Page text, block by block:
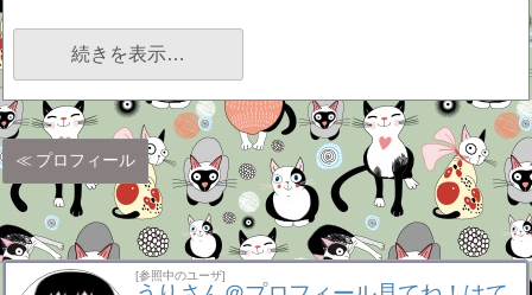
続きを表示…
プロフィール
[参照中のユーザ]